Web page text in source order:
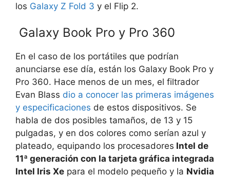
los Galaxy Z Fold 3 y el Flip 2.
Galaxy Book Pro y Pro 360
En el caso de los portátiles que podrían
anunciarse ese día, están los Galaxy Book Pro y
Pro 360. Hace menos de un mes, el filtrador
Evan Blass dio a conocer las primeras imágenes
y especificaciones de estos dispositivos. Se
habla de dos posibles tamaños, de 13 y 15
pulgadas, y en dos colores como serían azul y
plateado, equipando los procesadores Intel de
11ª generación con la tarjeta gráfica integrada
Intel Iris Xe para el modelo pequeño y la Nvidia